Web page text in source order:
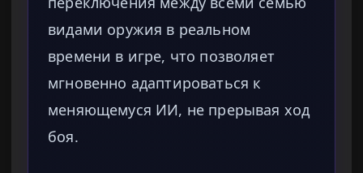
видами оружия в реальном
времени в игре, что позволяет
мгновенно адаптироваться к
меняющемуся ИИ, не прерывая ход
боя.